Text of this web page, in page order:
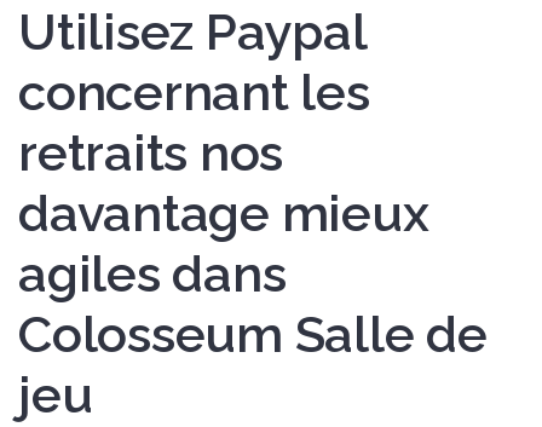
Utilisez Paypal
concernant les
retraits nos
davantage mieux
agiles dans
Colosseum Salle de
jeu